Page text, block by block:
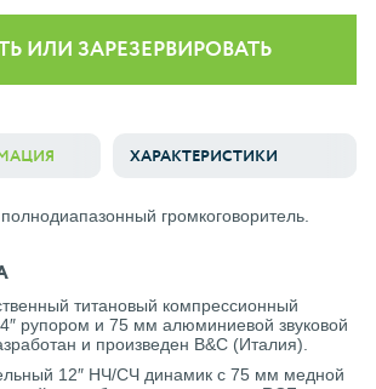
ИЛИ ЗАРЕЗЕРВИРОВАТЬ
ХАРАКТЕРИСТИКИ
громкоговоритель.
титановый компрессионный
рупором и 75 мм алюминиевой звуковой
и произведен B&C (Италия).
12″ НЧ/СЧ динамик с 75 мм медной